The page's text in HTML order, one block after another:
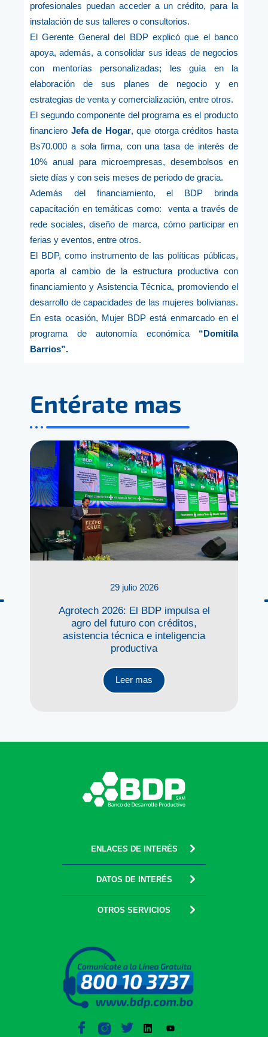
profesionales puedan acceder a un crédito, para la
instalación de sus talleres o consultorios.
El Gerente General del BDP explicó que el banco
apoya, además, a consolidar sus ideas de negocios
con mentorías personalizadas; les guía en la
elaboración de sus planes de negocio y en
estrategias de venta y comercialización, entre otros.
El segundo componente del programa es el producto
financiero Jefa de Hogar, que otorga créditos hasta
Bs70.000 a sola firma, con una tasa de interés de
10% anual para microempresas, desembolsos en
siete días y con seis meses de periodo de gracia.
Además del financiamiento, el BDP brinda
capacitación en temáticas como: venta a través de
rede sociales, diseño de marca, cómo participar en
ferias y eventos, entre otros.
El BDP, como instrumento de las políticas públicas,
aporta al cambio de la estructura productiva con
financiamiento y Asistencia Técnica, promoviendo el
desarrollo de capacidades de las mujeres bolivianas.
En esta ocasión, Mujer BDP está enmarcado en el
programa de autonomía económica“Domitila
Barrios”.
Entérate mas
29 julio 2026
Agrotech 2026: El BDP impulsa el
agro del futuro con créditos,
asistencia técnica e inteligencia
productiva
Leer mas
ENLACES DE INTERÉS
DATOS DE INTERÉS
OTROS SERVICIOS